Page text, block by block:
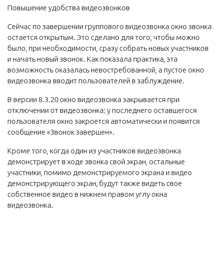
Повышение удобства видеозвонков
Сейчас по завершении группового видеозвонка окно звонка
остается открытым. Это сделано для того, чтобы можно
было, при необходимости, сразу собрать новых участников
и начать новый звонок. Как показала практика, эта
возможность оказалась невостребованной, а пустое окно
видеозвонка вводит пользователей в заблуждение.
В версии 8.3.20 окно видеозвонка закрывается при
отключении от видеозвонка; у последнего оставшегося
пользователя окно закроется автоматически и появится
сообщение «Звонок завершен».
Кроме того, когда один из участников видеозвонка
демонстрирует в ходе звонка свой экран, остальные
участники, помимо демонстрируемого экрана и видео
демонстрирующего экран, будут также видеть свое
собственное видео в нижнем правом углу окна
видеозвонка.